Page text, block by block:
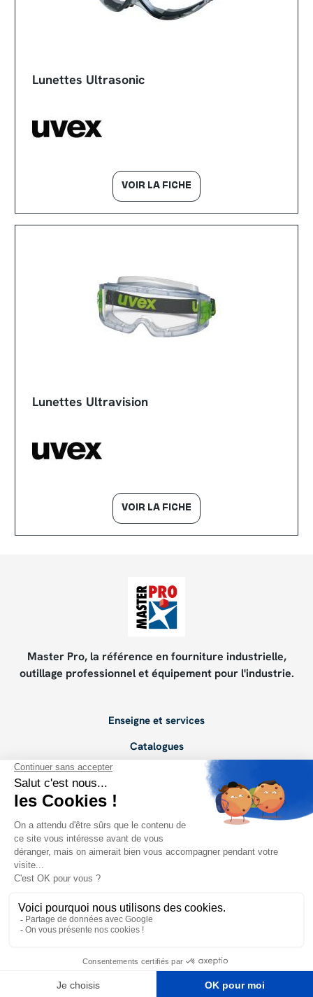
Lunettes Ultrasonic
VOIR LA FICHE
Lunettes Ultravision
VOIR LA FICHE
Master Pro, la référence en fourniture industrielle,
outillage professionnel et équipement pour l'industrie.
Enseigne et services
Catalogues
Conseils de pros
Mentions légales | Conception et réalisation © 2025 Masterpro. Tous droits